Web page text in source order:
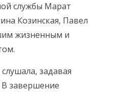
службы Марат
Козинская, Павел
жизненным и
задавая
завершение